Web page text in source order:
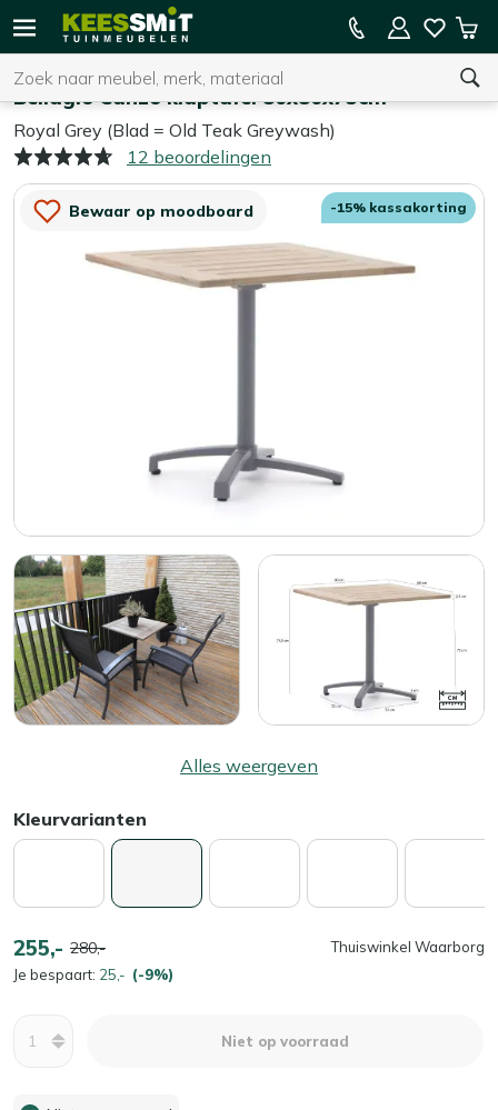
Kees
Tuinmeubelen
Zoeken
U heeft geen product(en) in uw winkelwagen.
15% kassakorting op de hele collectie
Bellagio Canzo klaptafel 80x80x75cm
Royal Grey (Blad = Old Teak Greywash)
12 beoordelingen
Bewaar op moodboard -15% kassakorting
Alles weergeven
Kleurvarianten
255,- 280,-
Je bespaart: 25,- (-9%)
Thuiswinkel Waarborg
Niet op voorraad